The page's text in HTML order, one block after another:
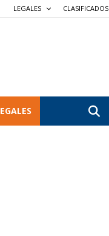
LEGALES CLASIFICADOS